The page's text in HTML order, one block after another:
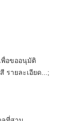
พื่อขออนุมัติ
รายละเอียด...;